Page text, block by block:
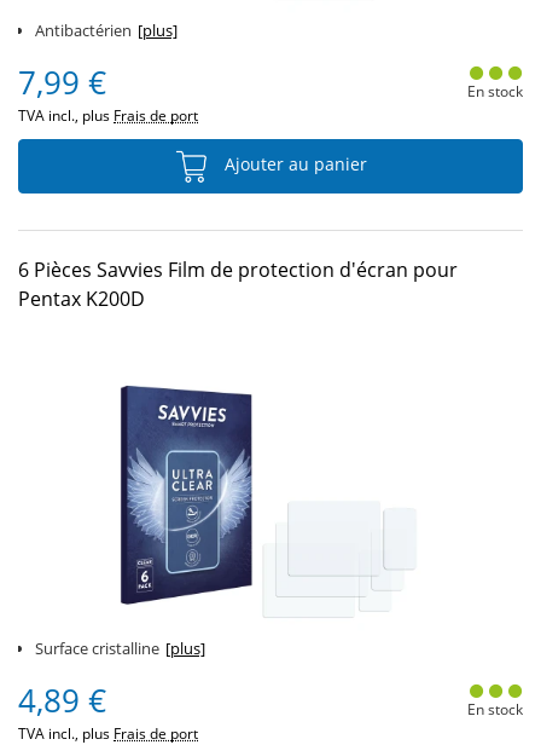
Antibactérien [plus]
7,99 €
TVA incl., plus Frais de port
En stock
Ajouter au panier
6 Pièces Savvies Film de protection d'écran pour
Pentax K200D
Surface cristalline [plus]
4,89 €
TVA incl., plus Frais de port
En stock